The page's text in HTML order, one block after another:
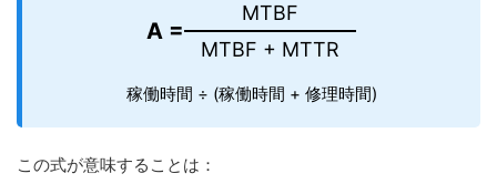
A =
MTBF
MTBF + MTTR
稼働時間 ÷ (稼働時間 + 修理時間)
この式が意味することは：